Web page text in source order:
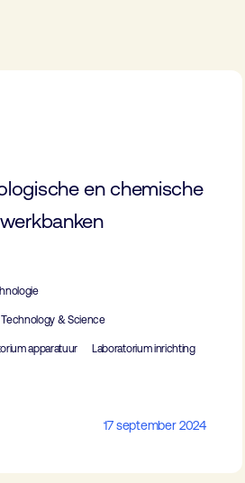
en chemische
& Science
apparatuur Laboratorium inrichting
17 september 2024